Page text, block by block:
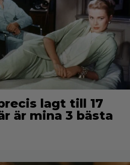
lagt till 17
är mina 3 bästa